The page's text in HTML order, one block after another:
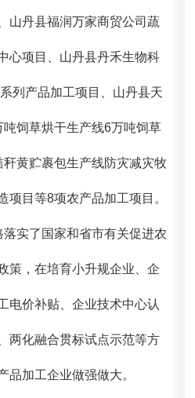
山丹县福润万家商贸公司蔬
心项目、山丹县丹禾生物科
列产品加工项目、山丹县天
饲草烘干生产线6万吨饲草
黄贮裹包生产线防灾减灾牧
项目等8项农产品加工项目。
实了国家和省市有关促进农
策，在培育小升规企业、企
电价补贴、企业技术中心认
两化融合贯标试点示范等方
品加工企业做强做大。